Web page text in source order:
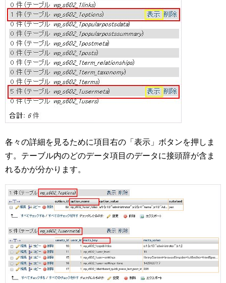
各々の詳細を見るために項目右の「表示」ボタンを押しま
す。テーブル内のどのデータ項目のデータに接頭辞が含ま
れるかが分かります。